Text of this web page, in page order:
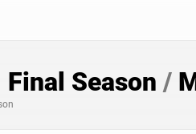
Season /